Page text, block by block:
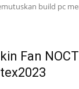
build pc
Fan